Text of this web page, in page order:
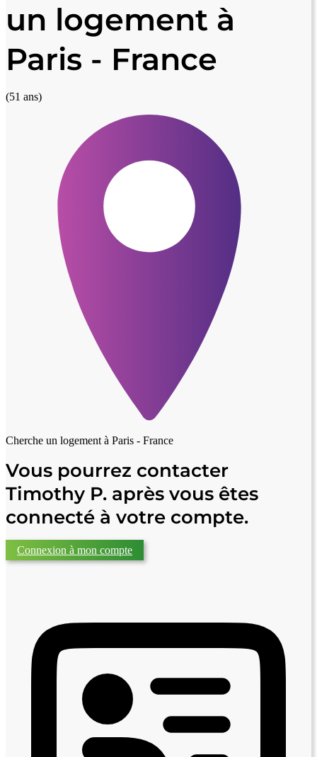
un logement à
Paris - France
(51 ans)
Cherche un logement à Paris - France
Vous pourrez contacter
Timothy P. après vous êtes
connecté à votre compte.
Connexion à mon compte